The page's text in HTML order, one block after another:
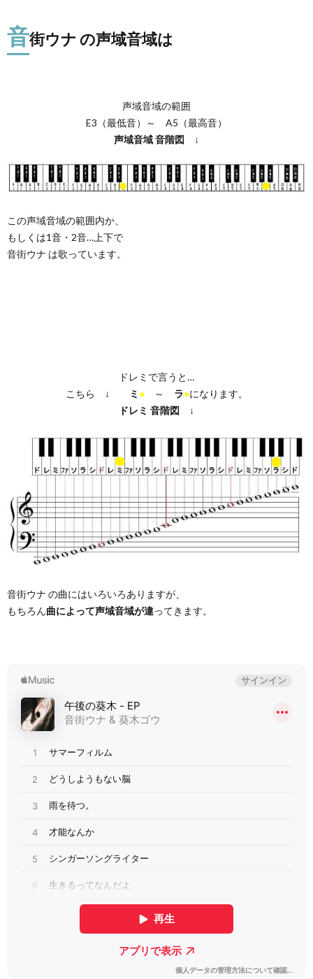
音街ウナ の声域音域は
声域音域の範囲
E3（最低音）～ A5（最高音）
声域音域音階図 ↓
この声域音域の範囲内か、
もしくは1音・2音…上下で
音街ウナ は歌っています。
ドレミで言うと…
こちら ↓
ミ ●～ ラ●になります。
ドレミ 音階図 ↓
音街ウナ の曲にはいろいろありますが、
もちろん曲によって声域音域が違ってきます。